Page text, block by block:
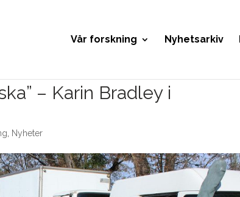
Vår forskning Nyhetsarkiv
– Karin Bradley i
Nyheter